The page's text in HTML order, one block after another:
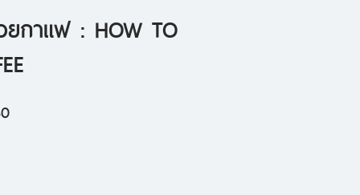
ยกาแฟ : HOW TO
ราคา